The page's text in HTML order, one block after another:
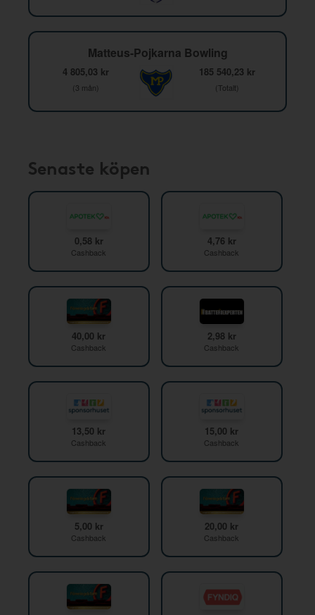
Matteus-Pojkarna Bowling
4 805,03 kr
(3 mån)
185 540,23 kr
(Totalt)
Senaste köpen
0,58 kr
Cashback
4,76 kr
Cashback
40,00 kr
Cashback
2,98 kr
Cashback
13,50 kr
Cashback
15,00 kr
Cashback
5,00 kr
Cashback
20,00 kr
Cashback